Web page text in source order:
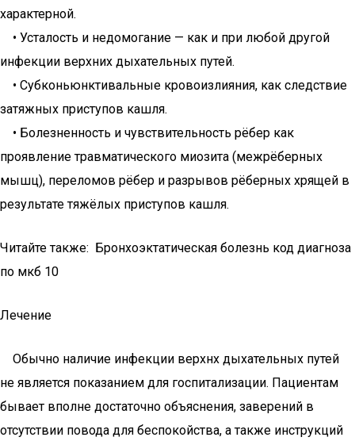
характерной.
• Усталость и недомогание — как и при любой другой
инфекции верхних дыхательных путей.
• Субконьюнктивальные кровоизлияния, как следствие
затяжных приступов кашля.
• Болезненность и чувствительность рёбер как
проявление травматического миозита (межрёберных
мышц), переломов рёбер и разрывов рёберных хрящей в
результате тяжёлых приступов кашля.
Читайте также: Бронхоэктатическая болезнь код диагноза
по мкб 10
Лечение
Обычно наличие инфекции верхнх дыхательных путей
не является показанием для госпитализации. Пациентам
бывает вполне достаточно объяснения, заверений в
отсутствии повода для беспокойства, а также инструкций